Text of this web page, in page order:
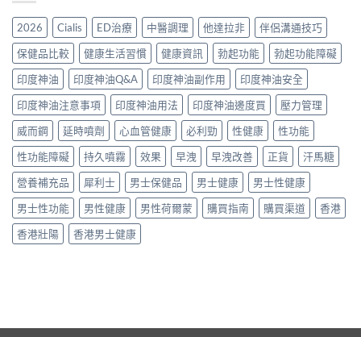
2026 Cialis ED治療 中醫調理 他達拉非
伴侶溝通技巧
保健品比較
健康生活習慣 健康資訊 勃起功能
勃起功能障礙
印度神油
印度神油Q&A 印度神油副作用
印度神油安全
印度神油注意事項
印度神油用法 印度神油邊度買
壓力管理
威而鋼
延時噴劑 心血管健康 必利勁 性健康
性功能
性功能障礙
持久噴霧 效果 早洩 早洩改善 正貨
汗馬糖
營養補充品
犀利士 男士保健品 男士健康
男士性健康
男士性功能
男性健康 男性荷爾蒙 購買指南 購買渠道
香港
香港壯陽
香港男士健康